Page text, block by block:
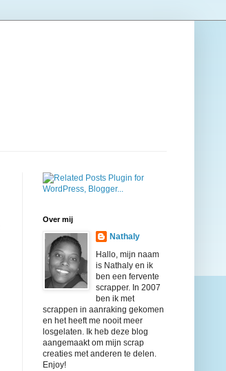
Over mij
Nathaly
Hallo, mijn naam
is Nathaly en ik
ben een fervente
scrapper. In 2007
ben ik met
scrappen in aanraking gekomen
en het heeft me nooit meer
losgelaten. Ik heb deze blog
aangemaakt om mijn scrap
creaties met anderen te delen.
Enjoy!